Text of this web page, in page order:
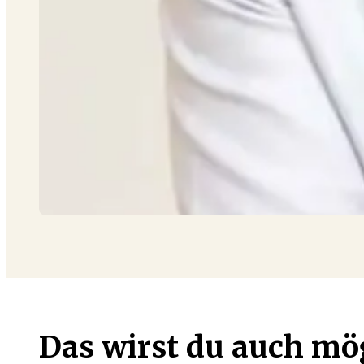
Das wirst du auch